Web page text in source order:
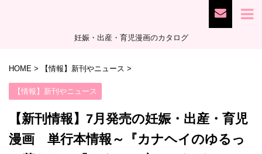
妊娠・出産・育児漫画のカタログ
HOME > 【情報】新刊やニュース >
【情報】新刊やニュース
【新刊情報】7月発売の妊娠・出産・育児
漫画 単行本情報～『カナヘイのゆるっ